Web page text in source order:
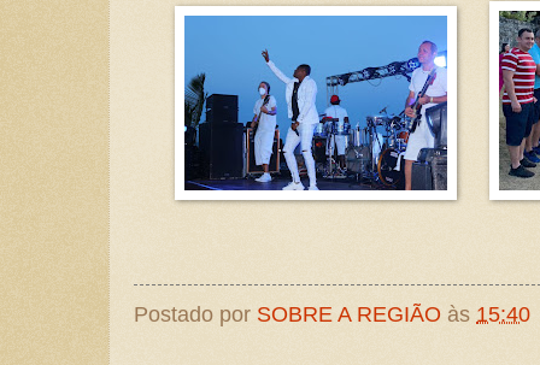
Postado por SOBRE A REGIÃO às 15:40